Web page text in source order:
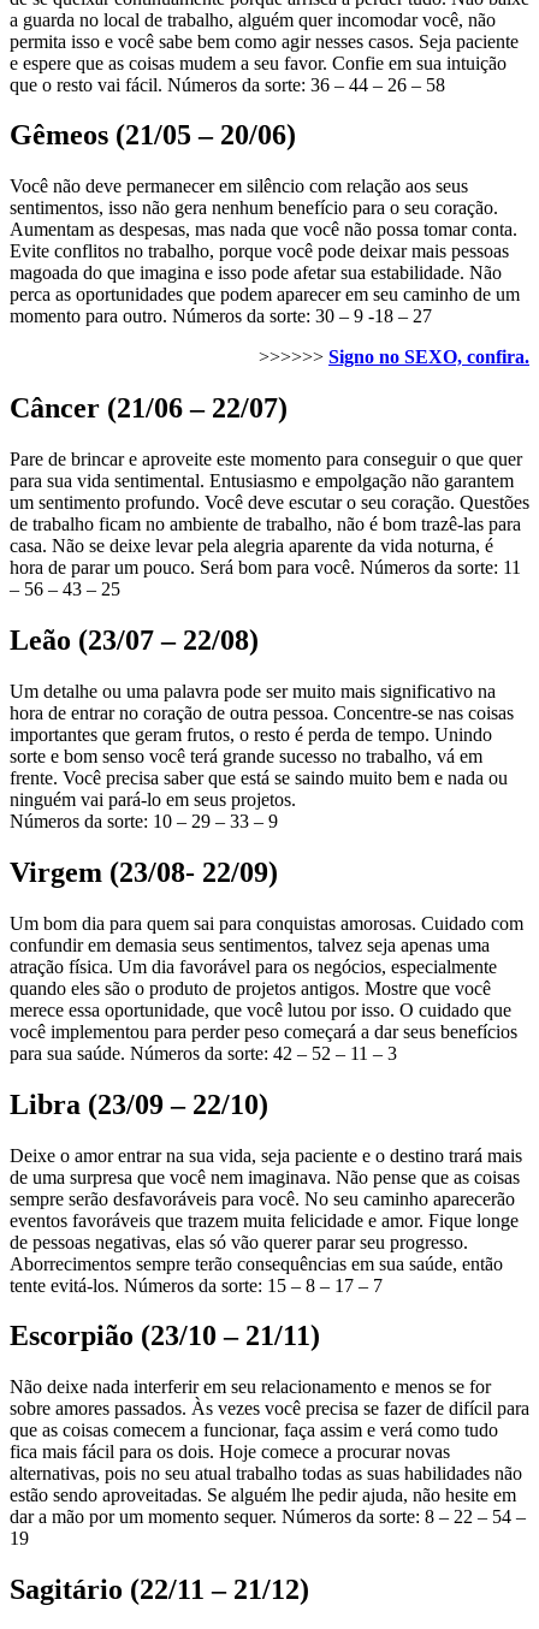
a guarda no local de trabalho, alguém quer incomodar você, não
permita isso e você sabe bem como agir nesses casos. Seja paciente
e espere que as coisas mudem a seu favor. Confie em sua intuição
que o resto vai fácil. Números da sorte: 36 – 44 – 26 – 58
Gêmeos (21/05 – 20/06)
Você não deve permanecer em silêncio com relação aos seus
sentimentos, isso não gera nenhum benefício para o seu coração.
Aumentam as despesas, mas nada que você não possa tomar conta.
Evite conflitos no trabalho, porque você pode deixar mais pessoas
magoada do que imagina e isso pode afetar sua estabilidade. Não
perca as oportunidades que podem aparecer em seu caminho de um
momento para outro. Números da sorte: 30 – 9 -18 – 27
>>>>>> Signo no SEXO, confira.
Câncer (21/06 – 22/07)
Pare de brincar e aproveite este momento para conseguir o que quer
para sua vida sentimental. Entusiasmo e empolgação não garantem
um sentimento profundo. Você deve escutar o seu coração. Questões
de trabalho ficam no ambiente de trabalho, não é bom trazê-las para
casa. Não se deixe levar pela alegria aparente da vida noturna, é
hora de parar um pouco. Será bom para você. Números da sorte: 11
– 56 – 43 – 25
Leão (23/07 – 22/08)
Um detalhe ou uma palavra pode ser muito mais significativo na
hora de entrar no coração de outra pessoa. Concentre-se nas coisas
importantes que geram frutos, o resto é perda de tempo. Unindo
sorte e bom senso você terá grande sucesso no trabalho, vá em
frente. Você precisa saber que está se saindo muito bem e nada ou
ninguém vai pará-lo em seus projetos.
Números da sorte: 10 – 29 – 33 – 9
Virgem (23/08- 22/09)
Um bom dia para quem sai para conquistas amorosas. Cuidado com
confundir em demasia seus sentimentos, talvez seja apenas uma
atração física. Um dia favorável para os negócios, especialmente
quando eles são o produto de projetos antigos. Mostre que você
merece essa oportunidade, que você lutou por isso. O cuidado que
você implementou para perder peso começará a dar seus benefícios
para sua saúde. Números da sorte: 42 – 52 – 11 – 3
Libra (23/09 – 22/10)
Deixe o amor entrar na sua vida, seja paciente e o destino trará mais
de uma surpresa que você nem imaginava. Não pense que as coisas
sempre serão desfavoráveis para você. No seu caminho aparecerão
eventos favoráveis que trazem muita felicidade e amor. Fique longe
de pessoas negativas, elas só vão querer parar seu progresso.
Aborrecimentos sempre terão consequências em sua saúde, então
tente evitá-los. Números da sorte: 15 – 8 – 17 – 7
Escorpião (23/10 – 21/11)
Não deixe nada interferir em seu relacionamento e menos se for
sobre amores passados. Às vezes você precisa se fazer de difícil para
que as coisas comecem a funcionar, faça assim e verá como tudo
fica mais fácil para os dois. Hoje comece a procurar novas
alternativas, pois no seu atual trabalho todas as suas habilidades não
estão sendo aproveitadas. Se alguém lhe pedir ajuda, não hesite em
dar a mão por um momento sequer. Números da sorte: 8 – 22 – 54 –
19
Sagitário (22/11 – 21/12)